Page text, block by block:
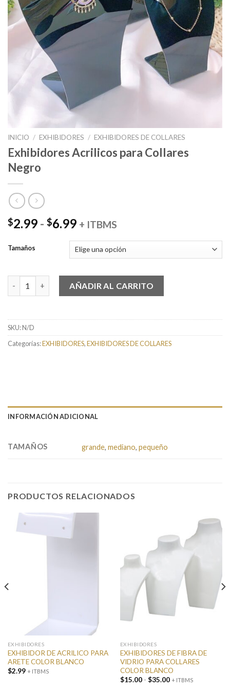
INICIO / EXHIBIDORES / EXHIBIDORES DE COLLARES
Exhibidores Acrilicos para Collares
Negro
$2.99 - $6.99Rango
precios:
desde
$2.99
hasta
$6.99
+ ITBMS
Tamaños
Exhibidores Acrilicos para Collares Negro cantidad
AÑADIR AL CARRITO
SKU:N/D
Categorías:EXHIBIDORES,EXHIBIDORES DE COLLARES
INFORMACIÓN ADICIONAL
TAMAÑOS grande,mediano,pequeño
PRODUCTOS RELACIONADOS
EXHIBIDORES
EXHIBIDOR DE ACRILICO PARA
ARETE COLOR BLANCO
$2.99 + ITBMS
EXHIBIDORES
EXHIBIDORES DE FIBRA DE
VIDRIO PARA COLLARES
COLOR BLANCO
$15.00 - $35.00Rango
+ ITBMS